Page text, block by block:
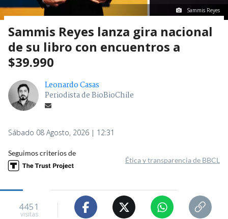
Sammis Reyes
Sammis Reyes lanza gira nacional
de su libro con encuentros a
$39.990
Leonardo Casas
Periodista de BioBioChile
Sábado 08 Agosto, 2026 | 12:31
Seguimos criterios de
Ética y transparencia de BBCL
4451
visitas